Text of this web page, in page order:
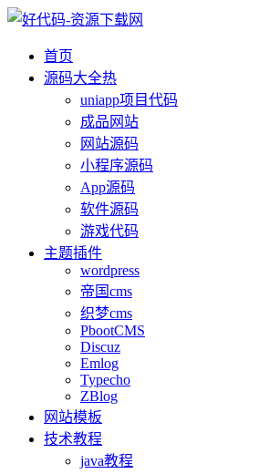
首页
源码大全热
uniapp项目代码
成品网站
网站源码
小程序源码
App源码
软件源码
游戏代码
主题插件
wordpress
帝国cms
织梦cms
PbootCMS
Discuz
Emlog
Typecho
ZBlog
网站模板
技术教程
java教程